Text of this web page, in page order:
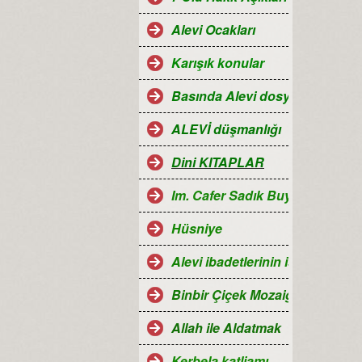
Alevi Ocakları
Karışık konular
Basında Alevi dosyaları
ALEVİ düşmanlığı
Dini KITAPLAR
Im. Cafer Sadık Buyruğu
Hüsniye
Alevi ibadetlerinin islamdaki
Binbir Çiçek Mozaiği Alevilik
Allah ile Aldatmak